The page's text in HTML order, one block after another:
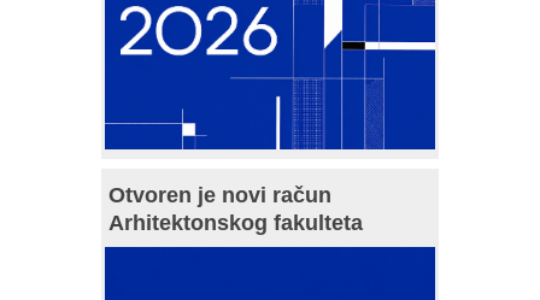
Otvoren je novi račun
Arhitektonskog fakulteta